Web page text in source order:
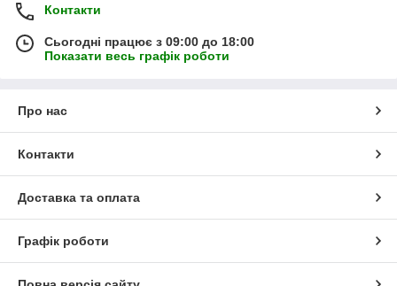
Контакти
Сьогодні працює з 09:00 до 18:00
Показати весь графік роботи
Про нас
Контакти
Доставка та оплата
Графік роботи